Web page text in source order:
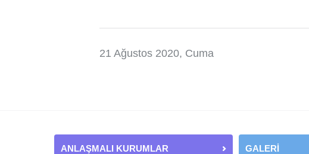
21 Ağustos 2020, Cuma
ANLAŞMALI KURUMLAR GALERİ